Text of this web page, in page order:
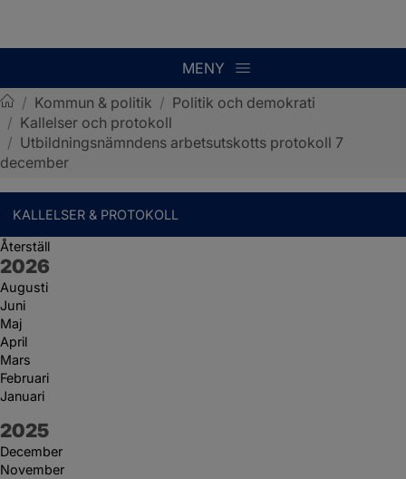
MENY
Sotenäs kommun
/ Kommun & politik / Politik och demokrati
/ Kallelser och protokoll
/ Utbildningsnämndens arbetsutskotts protokoll 7
december
KALLELSER & PROTOKOLL
Återställ
År:
2026
Augusti
Juni
Maj
April
Mars
Februari
Januari
År:
2025
December
November